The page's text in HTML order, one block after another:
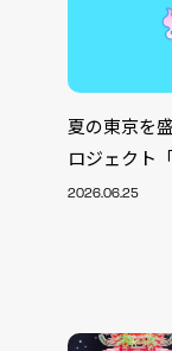
夏の東京を
ロジェクト
2026.06.25